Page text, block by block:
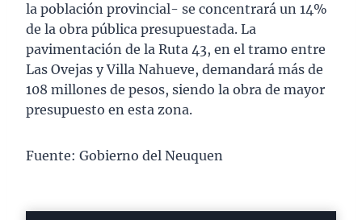
la población provincial- se concentrará un 14%
de la obra pública presupuestada. La
pavimentación de la Ruta 43, en el tramo entre
Las Ovejas y Villa Nahueve, demandará más de
108 millones de pesos, siendo la obra de mayor
presupuesto en esta zona.
Fuente: Gobierno del Neuquen